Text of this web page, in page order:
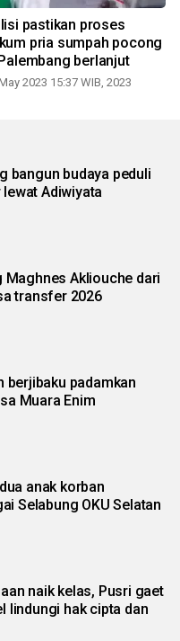
pastikan proses
pocong
berlanjut
2023 15:37 WIB, 2023
bangun budaya peduli
Adiwiyata
Maghnes Akliouche dari
transfer 2026
berjibaku padamkan
Muara Enim
anak korban
Selabung OKU Selatan
naik kelas, Pusri gaet
lindungi hak cipta dan